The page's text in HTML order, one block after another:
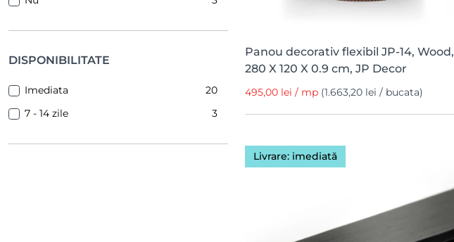
DISPONIBILITATE
Imediata
20
7 - 14 zile
3
Panou decorativ flexibil JP-14, Wood,
280 X 120 X 0.9 cm, JP Decor
495,00 lei / mp (1.663,20 lei / bucata)
Livrare: imediată